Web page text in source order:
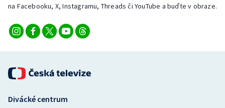
na Facebooku, X, Instagramu, Threads či YouTube a buďte v obraze.
Divácké centrum